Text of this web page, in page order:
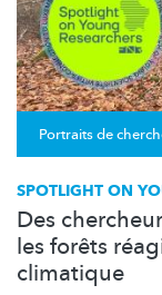
Portraits de
SPOTLIGHT ON
Des
les forêts
climatique